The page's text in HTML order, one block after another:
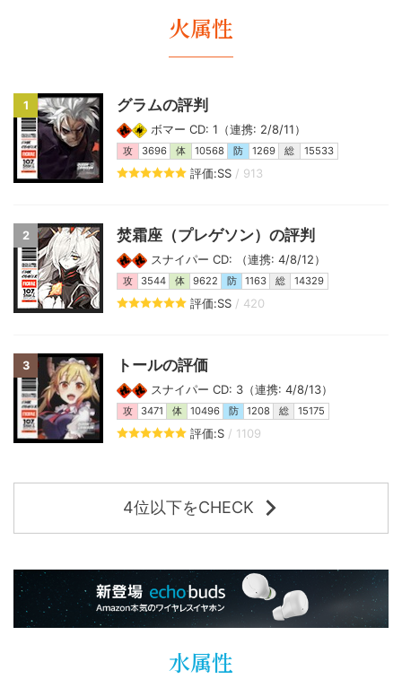
火属性
1 グラムの評判
ボマー CD: 1（連携: 2/8/11）
攻 3696 体 10568 防 1269 総 15533
評価:SS / 913
2 焚霜座（プレゲソン）の評判
スナイパー CD: （連携: 4/8/12）
攻 3544 体 9622 防 1163 総 14329
評価:SS / 420
3 トールの評価
スナイパー CD: 3（連携: 4/8/13）
攻 3471 体 10496 防 1208 総 15175
評価:S / 1109
4位以下をCHECK
水属性